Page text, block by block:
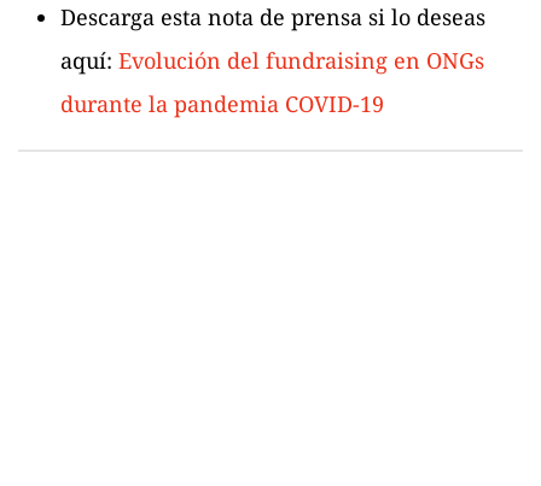
Descarga esta nota de prensa si lo deseas
aquí: Evolución del fundraising en ONGs
durante la pandemia COVID-19